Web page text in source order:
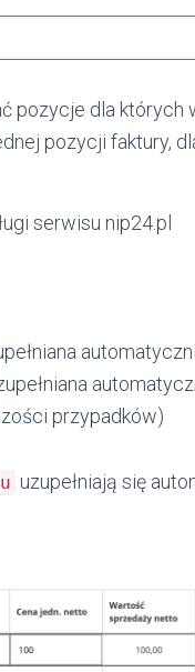
pozycje dla których
pozycji faktury,
serwisu nip24.pl
przypadków)
uzupełniają się